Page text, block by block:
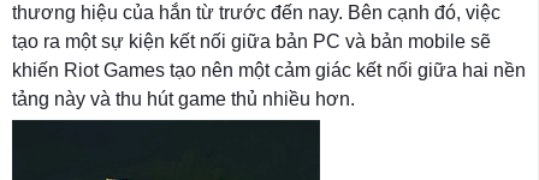
thương hiệu của hắn từ trước đến nay. Bên cạnh đó, việc
tạo ra một sự kiện kết nối giữa bản PC và bản mobile sẽ
khiến Riot Games tạo nên một cảm giác kết nối giữa hai nền
tảng này và thu hút game thủ nhiều hơn.